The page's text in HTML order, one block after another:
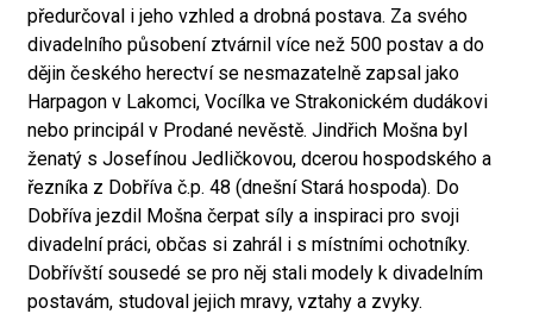
předurčoval i jeho vzhled a drobná postava. Za svého
divadelního působení ztvárnil více než 500 postav a do
dějin českého herectví se nesmazatelně zapsal jako
Harpagon v Lakomci, Vocílka ve Strakonickém dudákovi
nebo principál v Prodané nevěstě. Jindřich Mošna byl
ženatý s Josefínou Jedličkovou, dcerou hospodského a
řezníka z Dobříva č.p. 48 (dnešní Stará hospoda). Do
Dobříva jezdil Mošna čerpat síly a inspiraci pro svoji
divadelní práci, občas si zahrál i s místními ochotníky.
Dobřívští sousedé se pro něj stali modely k divadelním
postavám, studoval jejich mravy, vztahy a zvyky.